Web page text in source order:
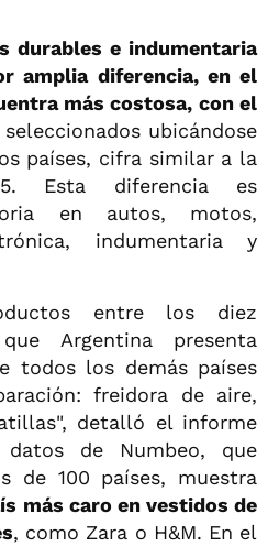
durables e indumentaria
amplia diferencia, en el
más costosa, con el
ubicándose
países, cifra similar a la
Esta diferencia es
en autos, motos,
indumentaria y
entre los diez
Argentina presenta
todos los demás países
freidora de aire,
detalló el informe
de Numbeo, que
de 100 países, muestra
más caro en vestidos de
, como Zara o H&M. En el